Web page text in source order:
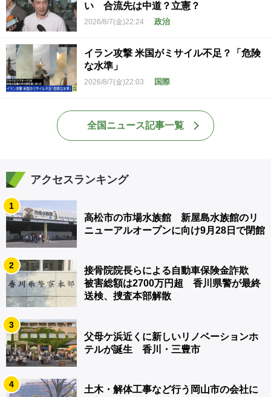
い 合流先は中道？立憲？
2026/8/7(金)22:24 政治
イラン攻撃 米国がミサイル不足？「危険
な水準」
2026/8/7(金)22:03 国際
全国ニュース記事一覧
アクセスランキング
1
高松市の市場水族館 新屋島水族館のリ
ニューアルオープンに向け9月28日で閉館
2
接骨院院長らによる自動車保険金詐欺
被害総額は2700万円超 香川県警が最終
送検、捜査本部解散
3
父母ケ浜近くに新しいリノベーションホ
テルが誕生 香川・三豊市
4
土木・解体工事など行う岡山市の会社に